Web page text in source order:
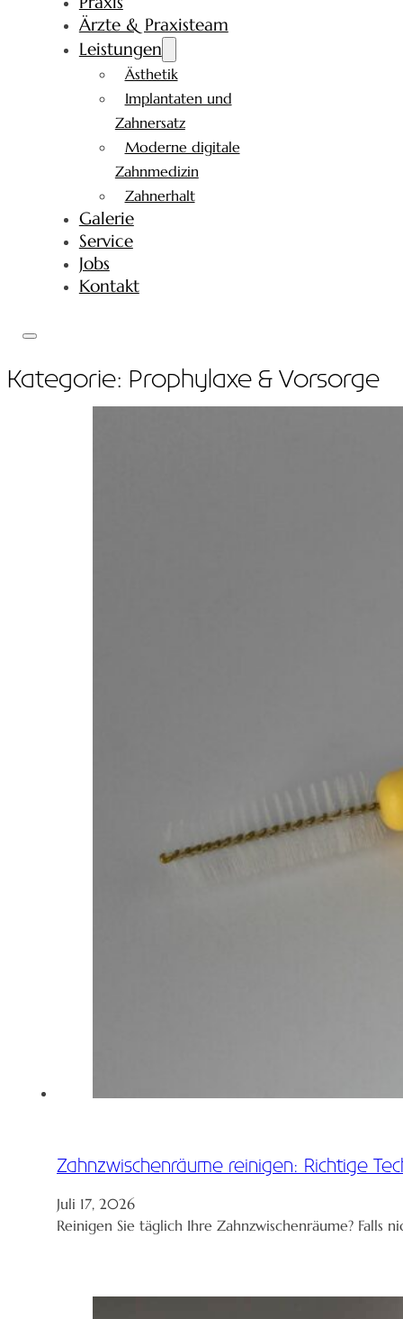
Ärzte & Praxisteam
Leistungen
Ästhetik
Implantaten und
Zahnersatz
Moderne digitale
Zahnmedizin
Zahnerhalt
Galerie
Service
Jobs
Kontakt
Kategorie: Prophylaxe & Vorsorge
Zahnzwischenräume reinigen: Richtige
Juli 17, 2026
Reinigen Sie täglich Ihre Zahnzwischenräume?